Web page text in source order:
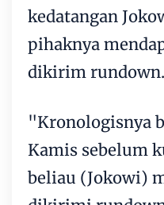
kedatangan
pihaknya
dikirim rundown.
"Kronologisnya
Kamis sebelum
beliau (Jokowi)